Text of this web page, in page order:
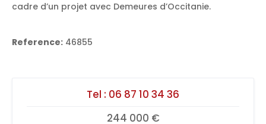
cadre d’un projet avec Demeures d’Occitanie.
Reference: 46855
Tel : 06 87 10 34 36
244 000 €